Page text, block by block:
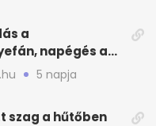
a
napégés a
tehetsz most?
5 napja
szag a hűtőben